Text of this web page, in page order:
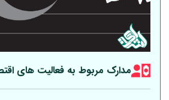
مدارک مربوط به فعالیت های